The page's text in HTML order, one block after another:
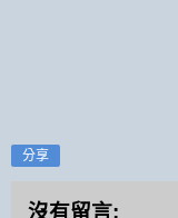
分享
沒有留言: